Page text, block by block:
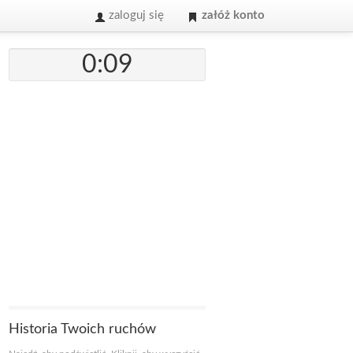
zaloguj się załóż konto
0:09
Historia Twoich ruchów